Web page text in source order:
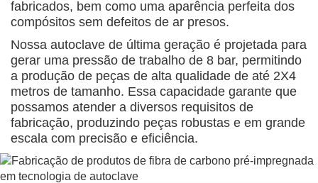
fabricados, bem como uma aparência perfeita dos
compósitos sem defeitos de ar presos.
Nossa autoclave de última geração é projetada para
gerar uma pressão de trabalho de 8 bar, permitindo
a produção de peças de alta qualidade de até 2X4
metros de tamanho. Essa capacidade garante que
possamos atender a diversos requisitos de
fabricação, produzindo peças robustas e em grande
escala com precisão e eficiência.